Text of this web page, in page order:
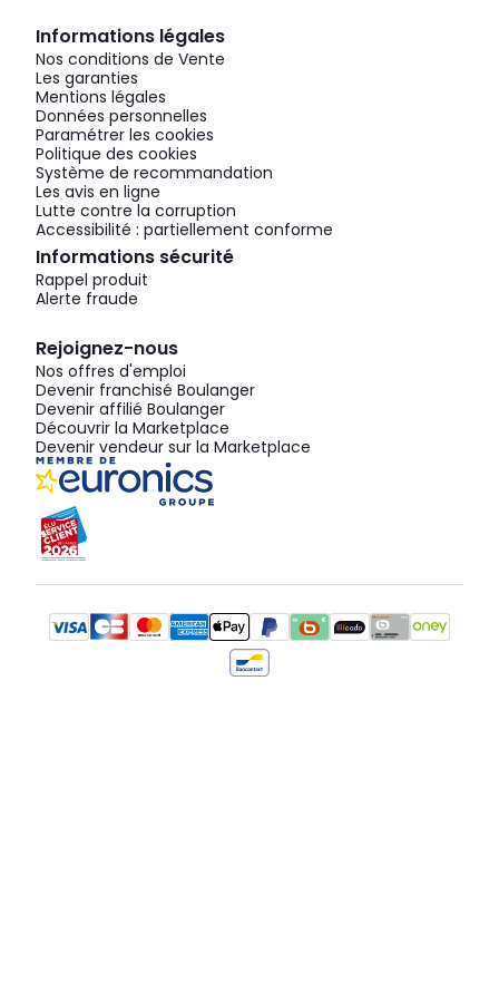
Informations légales
Nos conditions de Vente
Les garanties
Mentions légales
Données personnelles
Paramétrer les cookies
Politique des cookies
Système de recommandation
Les avis en ligne
Lutte contre la corruption
Accessibilité : partiellement conforme
Informations sécurité
Rappel produit
Alerte fraude
Rejoignez-nous
Nos offres d'emploi
Devenir franchisé Boulanger
Devenir affilié Boulanger
Découvrir la Marketplace
Devenir vendeur sur la Marketplace